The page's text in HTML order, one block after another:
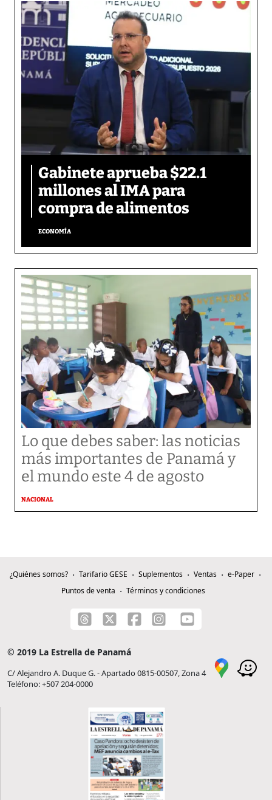
Gabinete aprueba $22.1
millones al IMA para
compra de alimentos
ECONOMÍA
Lo que debes saber: las noticias
más importantes de Panamá y
el mundo este 4 de agosto
NACIONAL
¿Quiénes somos? Tarifario GESE Suplementos Ventas
e-Paper
Puntos de venta
Términos y condiciones
© 2019 La Estrella de Panamá
C/ Alejandro A. Duque G. - Apartado 0815-00507, Zona 4
Teléfono: +507 204-0000